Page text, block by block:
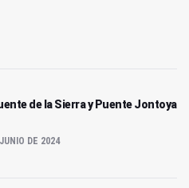
de la Sierra y Puente Jontoya
DE 2024